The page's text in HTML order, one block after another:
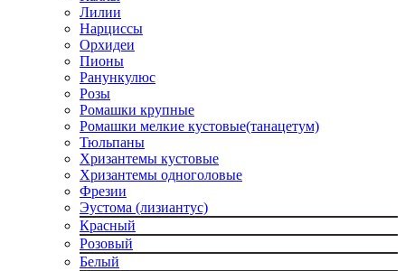
Лилии
Нарциссы
Орхидеи
Пионы
Ранункулюс
Розы
Ромашки крупные
Ромашки мелкие кустовые(танацетум)
Тюльпаны
Хризантемы кустовые
Хризантемы одноголовые
Фрезии
Эустома (лизиантус)
Красный
Розовый
Белый